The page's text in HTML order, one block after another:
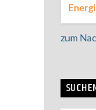
zum